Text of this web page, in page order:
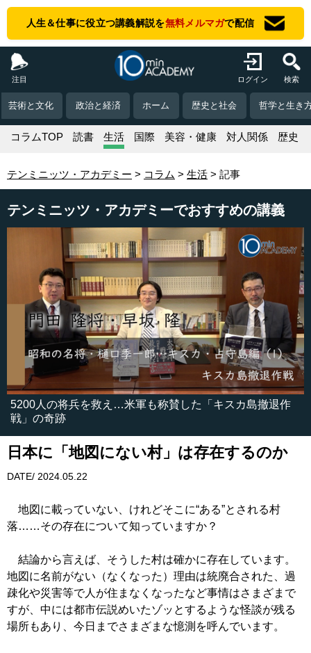
人生＆仕事に役立つ講義解説を無料メルマガで配信
注目 ログイン 検索
芸術と文化 政治と経済 ホーム 歴史と社会 哲学と生き
コラムTOP 読書 生活 国際 美容・健康 対人関係 歴史
テンミニッツ・アカデミー コラム 生活 記事
テンミニッツ・アカデミーでおすすめの講義
5200人の将兵を救え…米軍も称賛した「キスカ島撤退作
戦」の奇跡
日本に「地図にない村」は存在するのか
DATE/ 2024.05.22
地図に載っていない、けれどそこに“ある”とされる村
落……その存在について知っていますか？
結論から言えば、そうした村は確かに存在しています。
地図に名前がない（なくなった）理由は統廃合された、過
疎化や災害等で人が住まなくなったなど事情はさまざまで
すが、中には都市伝説めいたゾッとするような怪談が残る
場所もあり、今日までさまざまな憶測を呼んでいます。